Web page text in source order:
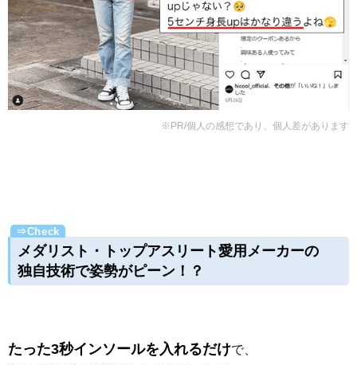
※PR/個人の感想であり、個人差があります
メダリスト・トップアスリート愛用メーカーの
独自技術で姿勢がピーン！？
たった3秒インソールを入れるだけで、